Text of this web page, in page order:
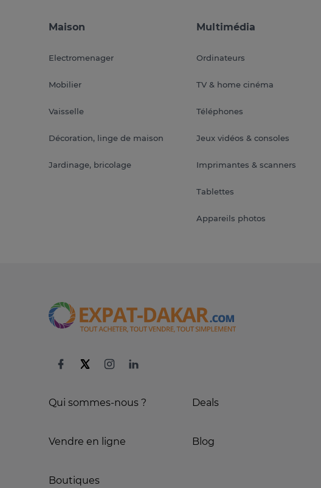
Maison
Electromenager
Mobilier
Vaisselle
Décoration, linge de maison
Jardinage, bricolage
Multimédia
Ordinateurs
TV & home cinéma
Téléphones
Jeux vidéos & consoles
Imprimantes & scanners
Tablettes
Appareils photos
Qui sommes-nous ?
Vendre en ligne
Boutiques
Deals
Blog